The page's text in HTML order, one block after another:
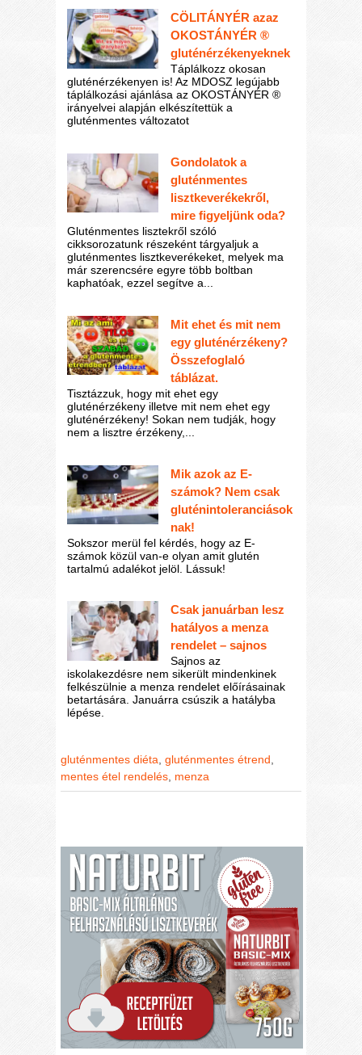
CÖLITÁNYÉR azaz
OKOSTÁNYÉR ®
gluténérzékenyeknek
Táplálkozz okosan
gluténérzékenyen is! Az MDOSZ legújabb
táplálkozási ajánlása az OKOSTÁNYÉR ®
irányelvei alapján elkészítettük a
gluténmentes változatot
Gondolatok a
gluténmentes
lisztkeverékekről,
mire figyeljünk oda?
Gluténmentes lisztekről szóló
cikksorozatunk részeként tárgyaljuk a
gluténmentes lisztkeverékeket, melyek ma
már szerencsére egyre több boltban
kaphatóak, ezzel segítve a...
Mit ehet és mit nem
egy gluténérzékeny?
Összefoglaló
táblázat.
Tisztázzuk, hogy mit ehet egy
gluténérzékeny illetve mit nem ehet egy
gluténérzékeny! Sokan nem tudják, hogy
nem a lisztre érzékeny,...
Mik azok az E-
számok? Nem csak
gluténintoleranciások
nak!
Sokszor merül fel kérdés, hogy az E-
számok közül van-e olyan amit glutén
tartalmú adalékot jelöl. Lássuk!
Csak januárban lesz
hatályos a menza
rendelet – sajnos
Sajnos az
iskolakezdésre nem sikerült mindenkinek
felkészülnie a menza rendelet előírásainak
betartására. Januárra csúszik a hatályba
lépése.
gluténmentes diéta ,gluténmentes étrend
mentes étel rendelés menza